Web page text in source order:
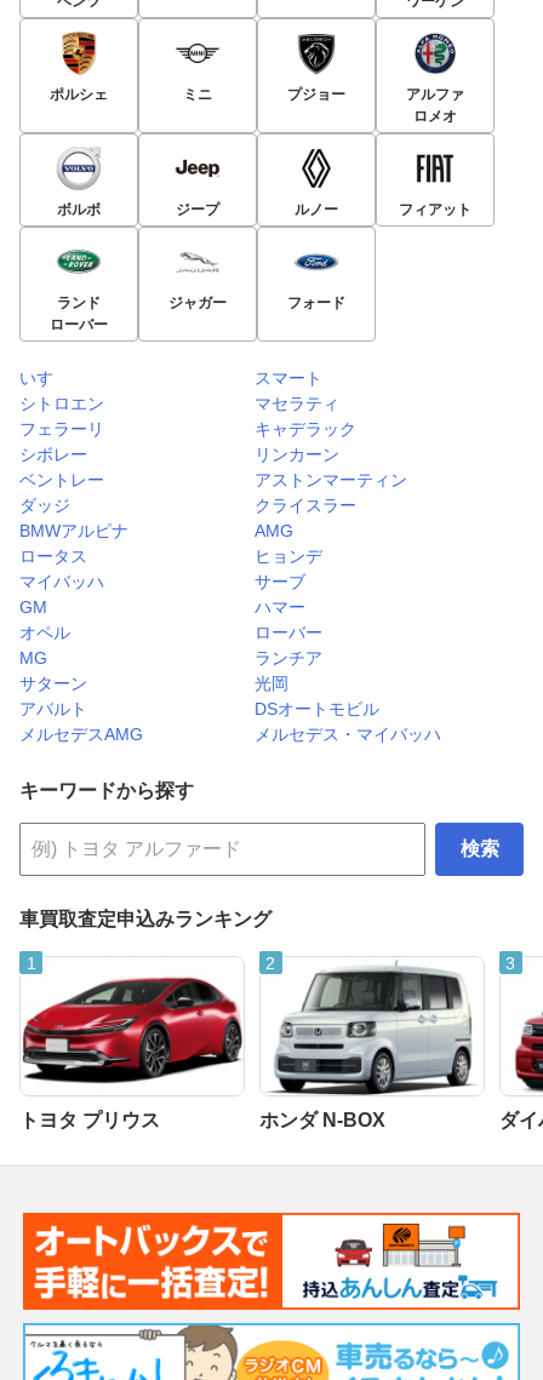
ポルシェ ミニ プジョー
アルファ
ロメオ
ボルボ ジープ ルノー フィアット
ランド
ローバー
ジャガー フォード
いすゞ
スマート
シトロエン
マセラティ
フェラーリ
キャデラック
シボレー
リンカーン
ベントレー
アストンマーティン
ダッジ
クライスラー
BMWアルピナ
AMG
ロータス
ヒョンデ
マイバッハ
サーブ
GM
ハマー
オペル
ローバー
MG
ランチア
サターン
光岡
アバルト
DSオートモビル
メルセデスAMG
メルセデス・マイバッハ
キーワードから探す
検索
車買取査定申込みランキング
トヨタ プリウス ホンダ N-BOX ダイ